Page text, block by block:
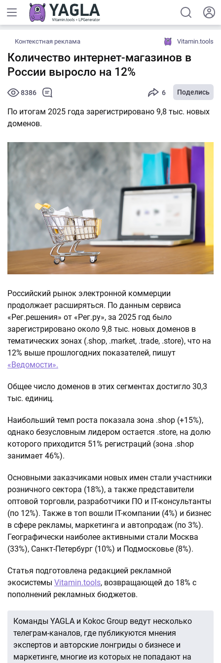
Контекстная реклама Vitamin.tools
Количество интернет-магазинов в
России выросло на 12%
8386 6 Поделись
По итогам 2025 года зарегистрировано 9,8 тыс. новых
доменов.
Российский рынок электронной коммерции
продолжает расширяться. По данным сервиса
«Рег.решения» от «Рег.ру», за 2025 год было
зарегистрировано около 9,8 тыс. новых доменов в
тематических зонах (.shop, .market, .trade, .store), что на
12% выше прошлогодних показателей, пишут
«Ведомости».
Общее число доменов в этих сегментах достигло 30,3
тыс. единиц.
Наибольший темп роста показала зона .shop (+15%),
однако безусловным лидером остается .store, на долю
которого приходится 51% регистраций (зона .shop
занимает 46%).
Основными заказчиками новых имен стали участники
розничного сектора (18%), а также представители
оптовой торговли, разработчики ПО и IT-консультанты
(по 12%). Также в топ вошли IT-компании (4%) и бизнес
в сфере рекламы, маркетинга и автопродаж (по 3%).
Географически наиболее активными стали Москва
(33%), Санкт-Петербург (10%) и Подмосковье (8%).
Статья подготовлена редакцией рекламной
экосистемы Vitamin.tools, возвращающей до 18% с
пополнений рекламных бюджетов.
Команды YAGLA и Kokoc Group ведут несколько
телеграм-каналов, где публикуются мнения
экспертов и авторские лонгриды о бизнесе и
маркетинге, многие из которых не попадают на